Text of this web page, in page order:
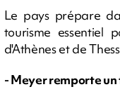
Le pays prépare
tourisme essentiel
d'Athènes et de
- Meyer remporte